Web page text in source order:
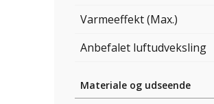
Varmeeffekt (Max.)
Anbefalet luftudveksling
Materiale og udseende